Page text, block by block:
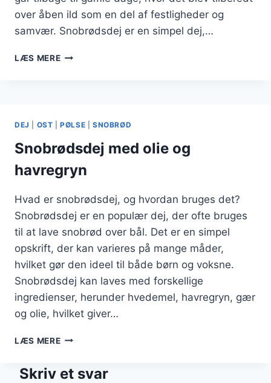
over åben ild som en del af festligheder og
samvær. Snobrødsdej er en simpel dej,…
LÆS MERESNOBRØDSDEJ
DEJ OST |PØLSE SNOBRØD
Snobrødsdej med olie og
havregryn
Hvad er snobrødsdej, og hvordan bruges det?
Snobrødsdej er en populær dej, der ofte bruges
til at lave snobrød over bål. Det er en simpel
opskrift, der kan varieres på mange måder,
hvilket gør den ideel til både børn og voksne.
Snobrødsdej kan laves med forskellige
ingredienser, herunder hvedemel, havregryn, gær
og olie, hvilket giver…
LÆS MERESNOBRØDSDEJ
OG
Skriv et svar